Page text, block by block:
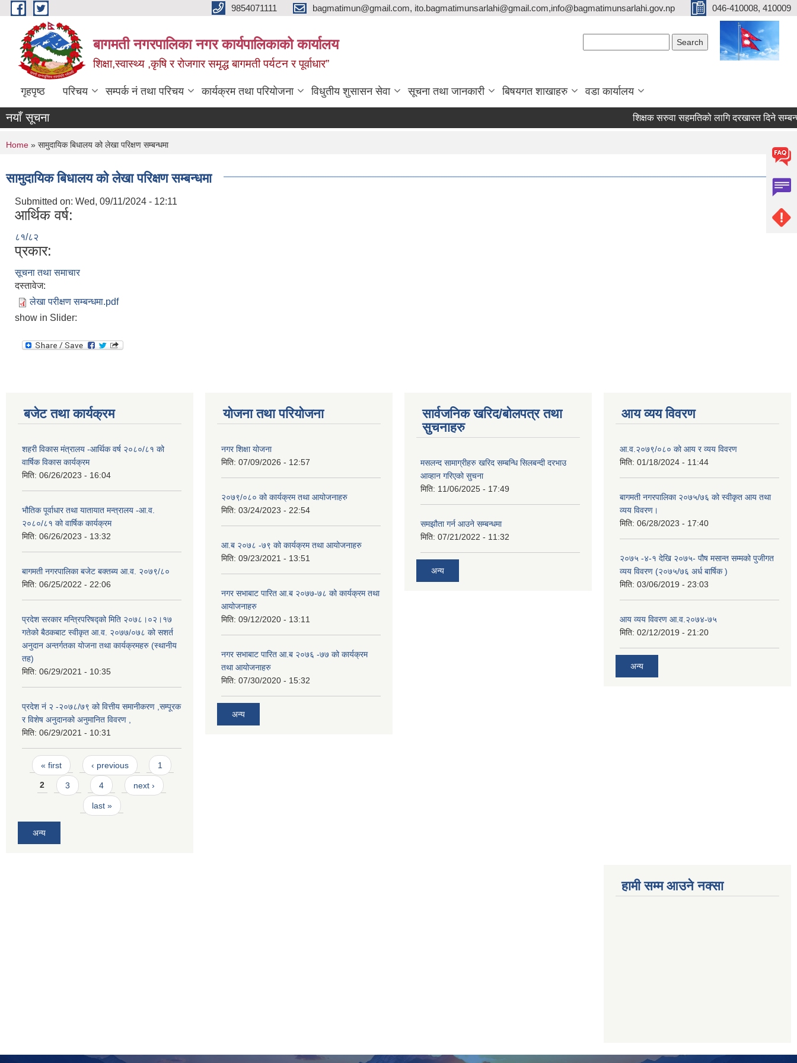
Skip to main content 9854071111 bagmatimun@gmail.com, ito.bagmatimunsarlahi@gmail.com,info@bagmatimunsarlahi.gov.np 046-410008, 410009
बागमती नगरपालिका नगर कार्यपालिकाको कार्यालय
शिक्षा,स्वास्थ्य ,कृषि र रोजगार समृद्ध बागमती पर्यटन र पूर्वाधार”
गृहपृष्ठ परिचय सम्पर्क नं तथा परिचय कार्यक्रम तथा परियोजना विधुतीय शुसासन सेवा सूचना तथा जानकारी बिषयगत शाखाहरु वडा कार्यालय
नयाँ सूचना शिक्षक सरुवा सहमतिको लागि दरखास्त दिने
You are here
Home » सामुदायिक बिधालय को लेखा परिक्षण सम्बन्धमा
सामुदायिक बिधालय को लेखा परिक्षण सम्बन्धमा
Submitted on: Wed, 09/11/2024 - 12:11
आर्थिक वर्ष:
८१/८२
प्रकार:
सूचना तथा समाचार
दस्तावेज:
लेखा परीक्षण सम्बन्धमा.pdf
show in Slider:
बजेट तथा कार्यक्रम
शहरी विकास मंत्रालय -आर्थिक वर्ष २०८०/८१ को
वार्षिक विकास कार्यक्रम
मिति: 06/26/2023 - 16:04
भौतिक पूर्वाधार तथा यातायात मन्त्रालय -आ.व.
२०८०/८१ को वार्षिक कार्यक्रम
मिति: 06/26/2023 - 13:32
बागमती नगरपालिका बजेट बक्तब्य आ.व. २०७९/८०
मिति: 06/25/2022 - 22:06
प्रदेश सरकार मन्त्रिपरिषद्को मिति २०७८।०२।१७
गतेको बैठकबाट स्वीकृत आ.व. २०७७/०७८ को सशर्त
अनुदान अन्तर्गतका योजना तथा कार्यक्रमहरु (स्थानीय
तह)
मिति: 06/29/2021 - 10:35
प्रदेश नं २ -२०७८/७९ को वित्तीय समानीकरण ,सम्पूरक
र विशेष अनुदानको अनुमानित विवरण ,
मिति: 06/29/2021 - 10:31
Pages
« first ‹ previous 1
2 3 4 next ›
last »
अन्य
योजना तथा परियोजना
नगर शिक्षा योजना
मिति: 07/09/2026 - 12:57
२०७९/०८० को कार्यक्रम तथा आयोजनाहरु
मिति: 03/24/2023 - 22:54
आ.ब २०७८ -७९ को कार्यक्रम तथा आयोजनाहरु
मिति: 09/23/2021 - 13:51
नगर सभाबाट पारित आ.ब २०७७-७८ को कार्यक्रम तथा
आयोजनाहरु
मिति: 09/12/2020 - 13:11
नगर सभाबाट पारित आ.ब २०७६ -७७ को कार्यक्रम
तथा आयोजनाहरु
मिति: 07/30/2020 - 15:32
अन्य
सार्वजनिक खरिद/बोलपत्र तथा
सुचनाहरु
मसलन्द सामाग्रीहरु खरिद सम्बन्धि सिलबन्दी दरभाउ
आव्हान गरिएको सुचना
मिति: 11/06/2025 - 17:49
समझौता गर्न आउने सम्बन्धमा
मिति: 07/21/2022 - 11:32
अन्य
आय व्यय विवरण
आ.व.२०७९/०८० को आय र व्यय विवरण
मिति: 01/18/2024 - 11:44
बागमती नगरपालिका २०७५/७६ को स्वीकृत आय तथा
व्यय विवरण।
मिति: 06/28/2023 - 17:40
२०७५ -४-१ देखि २०७५- पौष मसान्त सम्मको पुजीगत
व्यय विवरण (२०७५/७६ अर्ध बार्षिक )
मिति: 03/06/2019 - 23:03
आय व्यय विवरण आ.व.२०७४-७५
मिति: 02/12/2019 - 21:20
अन्य
हामी सम्म आउने नक्सा
betwild
hdasianporns.net